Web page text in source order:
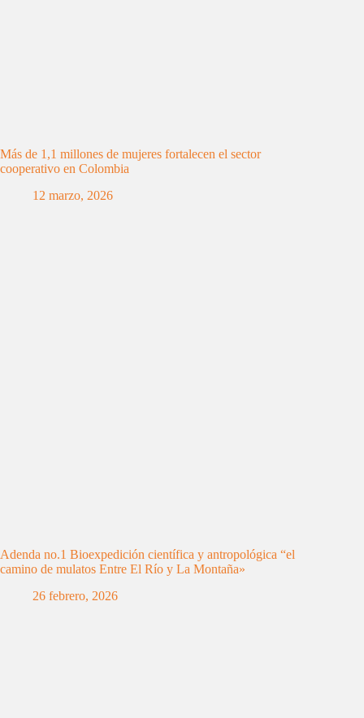
Más de 1,1 millones de mujeres fortalecen el sector
cooperativo en Colombia
12 marzo, 2026
Adenda no.1 Bioexpedición científica y antropológica “el
camino de mulatos Entre El Río y La Montaña»
26 febrero, 2026